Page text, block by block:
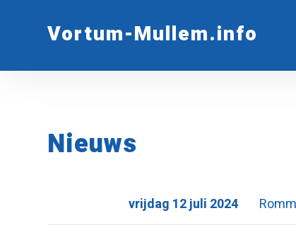
Vortum-Mullem.info
Nieuws
vrijdag 12 juli 2024